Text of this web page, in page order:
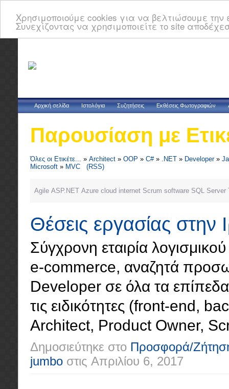
Χρησιμοποιούμε cookies για να βελτιώσουμε
Συνεχίζοντας να χρησιμοποιείτε το site
Αρχική σελίδα Ιστολόγια Συζητήσεις Εκθέσεις Φωτογραφιών
Παρουσίαση με
Όλες οι Ετικέτε... » Architect » OOP » C#» .NET » Developer»
Microsoft » MVC (RSS)
Agile ASP.NET Azure cloud internet Scrum software SQL Server
Θέσεις εργασίας στην
Σύγχρονη εταιρία
e-commerce, αναζητά
Developer σε όλα τα
τις ειδικότητες (front-end,
Architect, Product Owner,
Δημοσιεύτηκε στο Προσφορά/
jumbo στις Απριλίου 6, 2017